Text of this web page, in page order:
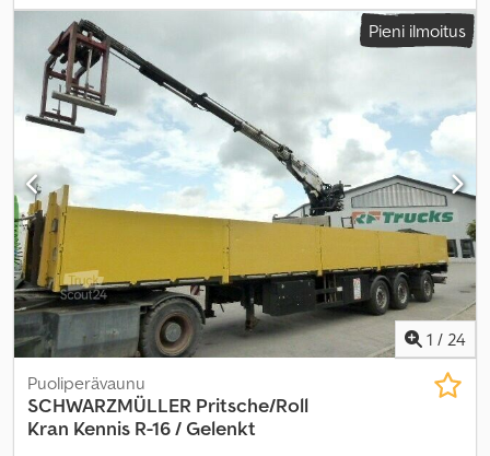
renkaan koko:-, akselikokoonpano:4x2, akseliväli:3 700 mm, jarrut:
moottorijarrutus
, vaihteistotyyppi:
automaattinen, päästöluokka: Euro 6 , jousitus:
Valmistusvuosi:
2015, Varusteet:
ilmastointi, turvatyyny ,
Pieni ilmoitus
1 / 24
Puoliperävaunu
SCHWARZMÜLLER Pritsche/Roll
Kran Kennis R-16 / Gelenkt